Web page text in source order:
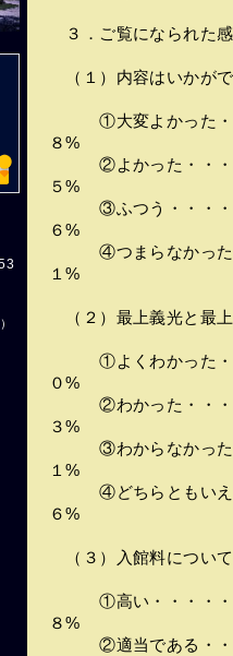
）
３．ご覧になられた
（１）内容はいかが
①大変よかった・・
８%
②よかった・・・・
５%
③ふつう・・・・・
６%
④つまらなかった・
１%
（２）最上義光と最
①よくわかった・・
０%
②わかった・・・・
３%
③わからなかった・
１%
④どちらともいえな
６%
（３）入館料について
①高い・・・・・・
８%
②適当である・・・